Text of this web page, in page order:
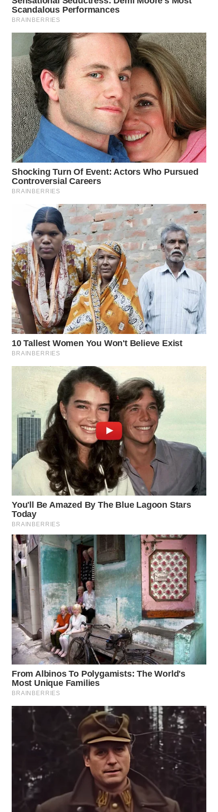
WN
TEBING
TINGGI
WN
PAKPAK
WN
KARAWANG
WN
BEKASI
WN
BOGOR
WN
DEPOK
WN
TAPANULI
UTARA
WN
SAMOSIR
WN
PADANG
LAWAS
SUMEDANG
WN
CIANJUR
WN
KEPULAUAN
SERIBU
WN
TANGERANG
BINJAI
WN
CIREBON
WN
INDRAMAYU
WN
KUNINGAN
WN
MAJALENGKA
WN
SUBANG
WN
WN
PURWAKARTA